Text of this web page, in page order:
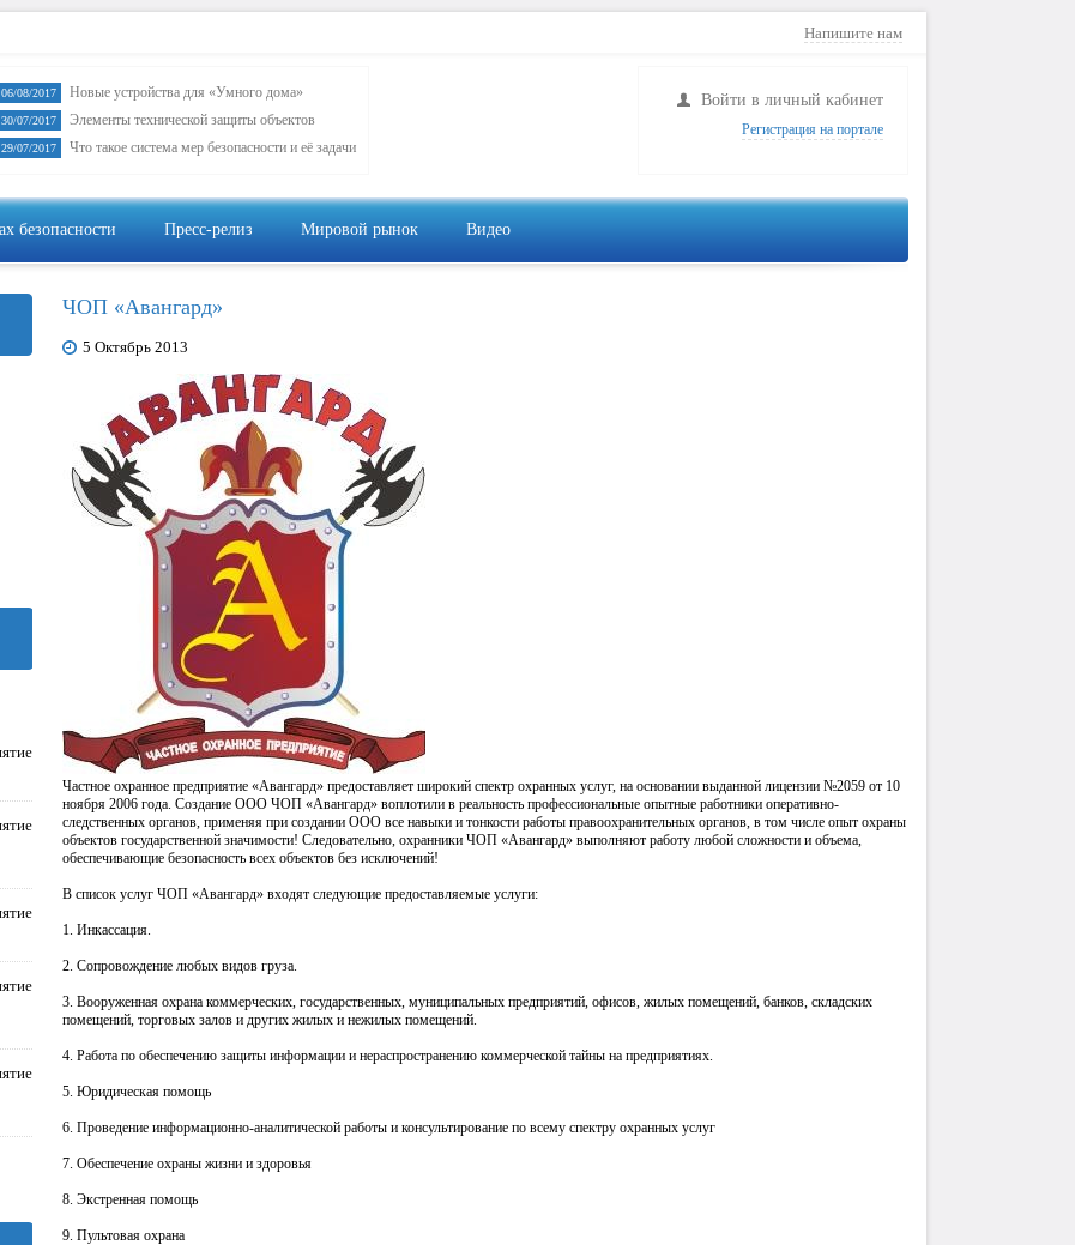
Напишите нам
06/08/2017 Новые устройства для «Умного дома»
30/07/2017 Элементы технической защиты объектов
29/07/2017 Что такое система мер безопасности и её задачи
Войти в личный кабинет
Регистрация на портале
безопасности Пресс-релиз Мировой рынок Видео
ЧОП «Авангард»
5 Октябрь 2013
Частное охранное предприятие «Авангард» предоставляет широкий спектр охранных услуг, на основании выданной лицензии №2059 от 10
ноября 2006 года. Создание ООО ЧОП «Авангард» воплотили в реальность профессиональные опытные работники оперативно-
следственных органов, применяя при создании ООО все навыки и тонкости работы правоохранительных органов, в том числе опыт охраны
объектов государственной значимости! Следовательно, охранники ЧОП «Авангард» выполняют работу любой сложности и объема,
обеспечивающие безопасность всех объектов без исключений!
В список услуг ЧОП «Авангард» входят следующие предоставляемые услуги:
1. Инкассация.
2. Сопровождение любых видов груза.
3. Вооруженная охрана коммерческих, государственных, муниципальных предприятий, офисов, жилых помещений, банков, складских
помещений, торговых залов и других жилых и нежилых помещений.
4. Работа по обеспечению защиты информации и нераспространению коммерческой тайны на предприятиях.
5. Юридическая помощь
6. Проведение информационно-аналитической работы и консультирование по всему спектру охранных услуг
7. Обеспечение охраны жизни и здоровья
8. Экстренная помощь
9. Пультовая охрана